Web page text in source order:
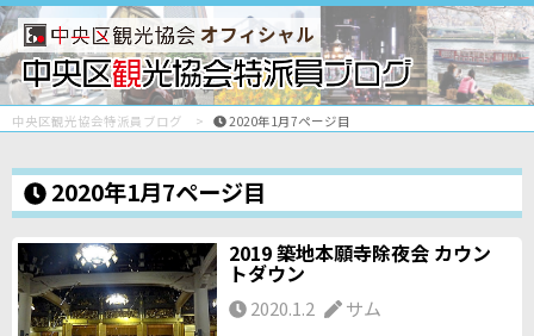
オフィシャル
中央区観光協会特派員ブログ 2020年1月7ページ目
2020年1月7ページ目
2019 築地本願寺除夜会 カウン
トダウン
2020.1.2 サム